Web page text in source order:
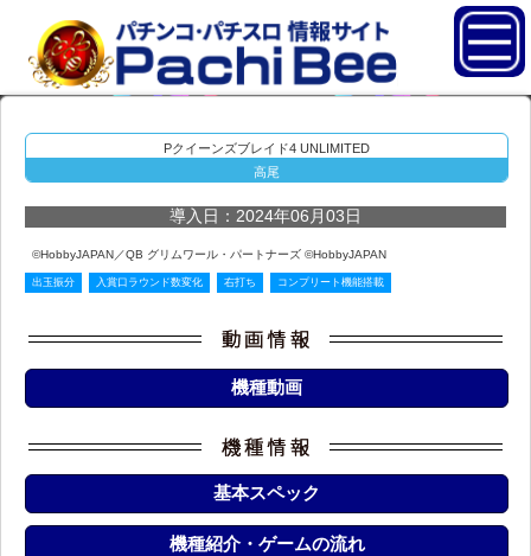
Pクイーンズブレイド4 UNLIMITED
高尾
導入日：2024年06月03日
©HobbyJAPAN／QB グリムワール・パートナーズ ©HobbyJAPAN
出玉振分 入賞口ラウンド数変化 右打ち コンプリート機能搭載
機種動画
基本スペック
機種紹介・ゲームの流れ